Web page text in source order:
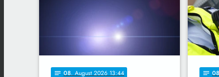
notes 08. August 2026 13:44 notes 08